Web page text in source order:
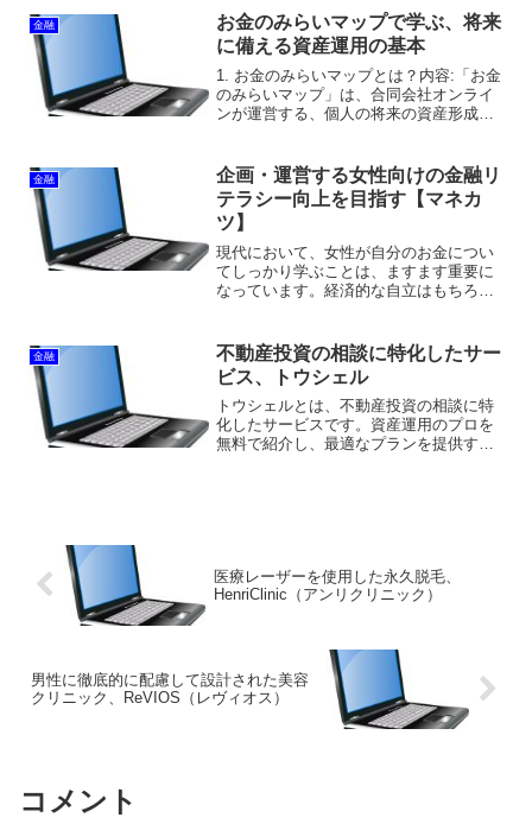
金融
お金のみらいマップで学ぶ、将来
に備える資産運用の基本
1. お金のみらいマップとは？内容:「お金
のみらいマップ」は、合同会社オンライ
ンが運営する、個人の将来の資産形成を
えるお金に関する不安を解消し、安心し
て老後を迎えられる...
金融
企画・運営する女性向けの金融リ
テラシー向上を目指す【マネカ
ツ】
現代において、女性が自分のお金につい
てしっかり学ぶことは、ますます重要に
なっています。経済的な自立はもちろ
感を得ることができます。そんな中、女
性のためのお金の勉強会【マ...
金融
不動産投資の相談に特化したサー
ビス、トウシェル
トウシェルとは、不動産投資の相談に特
化したサービスです。資産運用のプロを
無料で紹介し、最適なプランを提供する
医療レーザーを使用した永久脱毛、
HenriClinic（アンリクリニック）
男性に徹底的に配慮して設計された美容
クリニック、ReVIOS（レヴィオス）
コメント